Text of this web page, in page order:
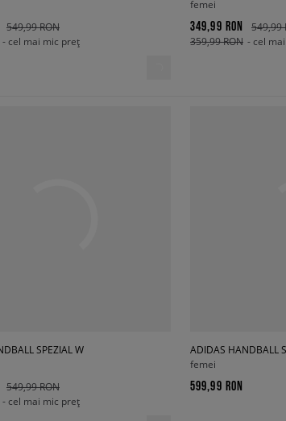
549,99 RON
- cel mai mic preț
femei
349,99 RON
549,99
359,99 RON - cel
SPEZIAL W
549,99 RON
- cel mai mic preț
ADIDAS HANDBALL
femei
599,99 RON